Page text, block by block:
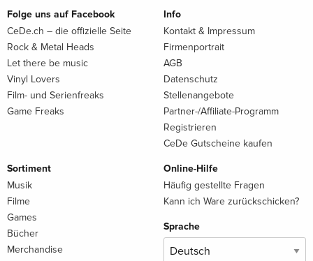
Folge uns auf Facebook
CeDe.ch – die offizielle Seite
Rock & Metal Heads
Let there be music
Vinyl Lovers
Film- und Serienfreaks
Game Freaks
Info
Kontakt & Impressum
Firmenportrait
AGB
Datenschutz
Stellenangebote
Partner-/Affiliate-Programm
Registrieren
CeDe Gutscheine kaufen
Sortiment
Musik
Filme
Games
Bücher
Merchandise
Online-Hilfe
Häufig gestellte Fragen
Kann ich Ware zurückschicken?
Sprache